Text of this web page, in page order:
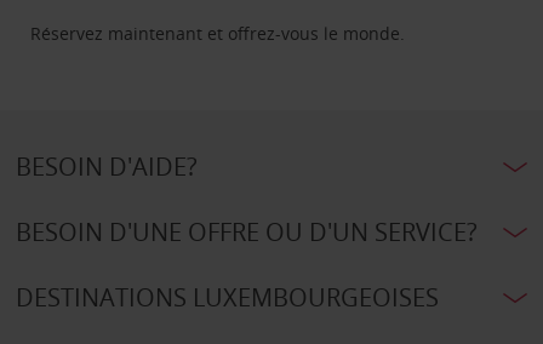
Réservez maintenant et offrez-vous le monde.
BESOIN D'AIDE?
BESOIN D'UNE OFFRE OU D'UN SERVICE?
DESTINATIONS LUXEMBOURGEOISES